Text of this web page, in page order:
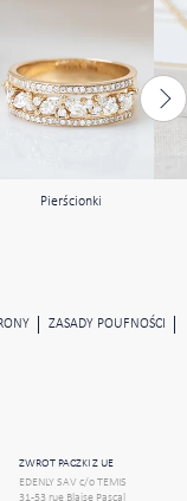
Pierścionki
ZASADY POUFNOŚCI
ZWROT PACZKI Z UE
EDENLY SAV c/o TEMIS
31-53 rue Blaise Pascal